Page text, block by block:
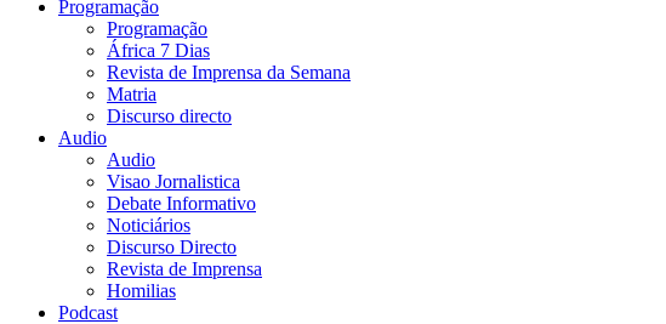
Programação
Programação
África 7 Dias
Revista de Imprensa da Semana
Matria
Discurso directo
Audio
Audio
Visao Jornalistica
Debate Informativo
Noticiários
Discurso Directo
Revista de Imprensa
Homilias
Podcast